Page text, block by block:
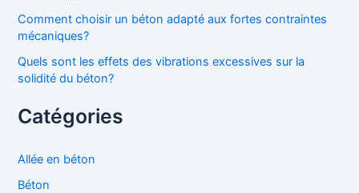
Comment choisir un béton adapté aux fortes contraintes
mécaniques?
Quels sont les effets des vibrations excessives sur la
solidité du béton?
Catégories
Allée en béton
Béton